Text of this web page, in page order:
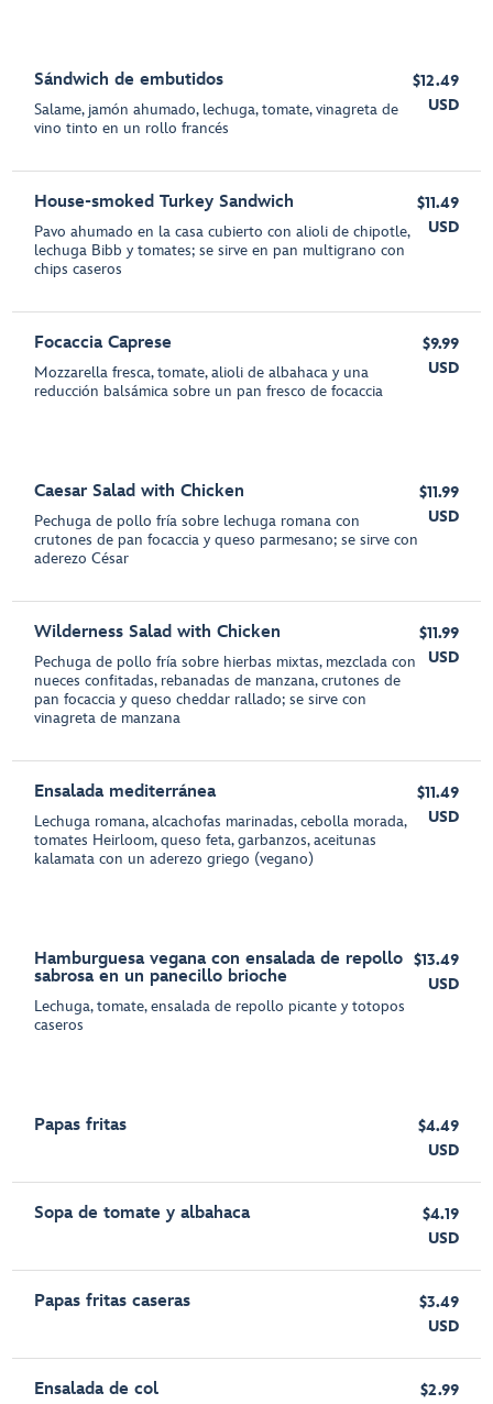
Sándwich de embutidos
Salame, jamón ahumado, lechuga, tomate, vinagreta de
vino tinto en un rollo francés
$12.49
USD
House-smoked Turkey Sandwich
Pavo ahumado en la casa cubierto con alioli de chipotle,
lechuga Bibb y tomates; se sirve en pan multigrano con
chips caseros
$11.49
USD
Focaccia Caprese
Mozzarella fresca, tomate, alioli de albahaca y una
reducción balsámica sobre un pan fresco de focaccia
$9.99
USD
Caesar Salad with Chicken
Pechuga de pollo fría sobre lechuga romana con
crutones de pan focaccia y queso parmesano; se sirve con
aderezo César
$11.99
USD
Wilderness Salad with Chicken
Pechuga de pollo fría sobre hierbas mixtas, mezclada con
nueces confitadas, rebanadas de manzana, crutones de
pan focaccia y queso cheddar rallado; se sirve con
vinagreta de manzana
$11.99
USD
Ensalada mediterránea
Lechuga romana, alcachofas marinadas, cebolla morada,
tomates Heirloom, queso feta, garbanzos, aceitunas
kalamata con un aderezo griego (vegano)
$11.49
USD
Hamburguesa vegana con ensalada de repollo
sabrosa en un panecillo brioche
Lechuga, tomate, ensalada de repollo picante y totopos
caseros
$13.49
USD
Papas fritas
$4.49
USD
Sopa de tomate y albahaca
$4.19
USD
Papas fritas caseras
$3.49
USD
Ensalada de col
$2.99